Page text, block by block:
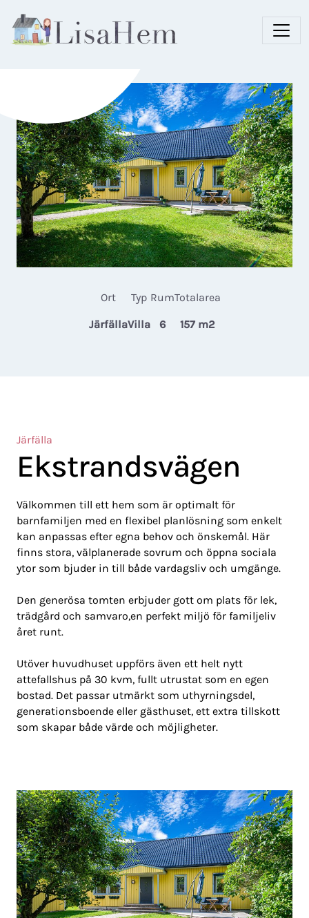
Ort
Järfälla
Typ
Villa
Rum
6
Totalarea
157 m2
Järfälla
Ekstrandsvägen
Välkommen till ett hem som är optimalt för
barnfamiljen med en flexibel planlösning som enkelt
kan anpassas efter egna behov och önskemål. Här
finns stora, välplanerade sovrum och öppna sociala
ytor som bjuder in till både vardagsliv och umgänge.
Den generösa tomten erbjuder gott om plats för lek,
trädgård och samvaro,en perfekt miljö för familjeliv
året runt.
Utöver huvudhuset uppförs även ett helt nytt
attefallshus på 30 kvm, fullt utrustat som en egen
bostad. Det passar utmärkt som uthyrningsdel,
generationsboende eller gästhuset, ett extra tillskott
som skapar både värde och möjligheter.